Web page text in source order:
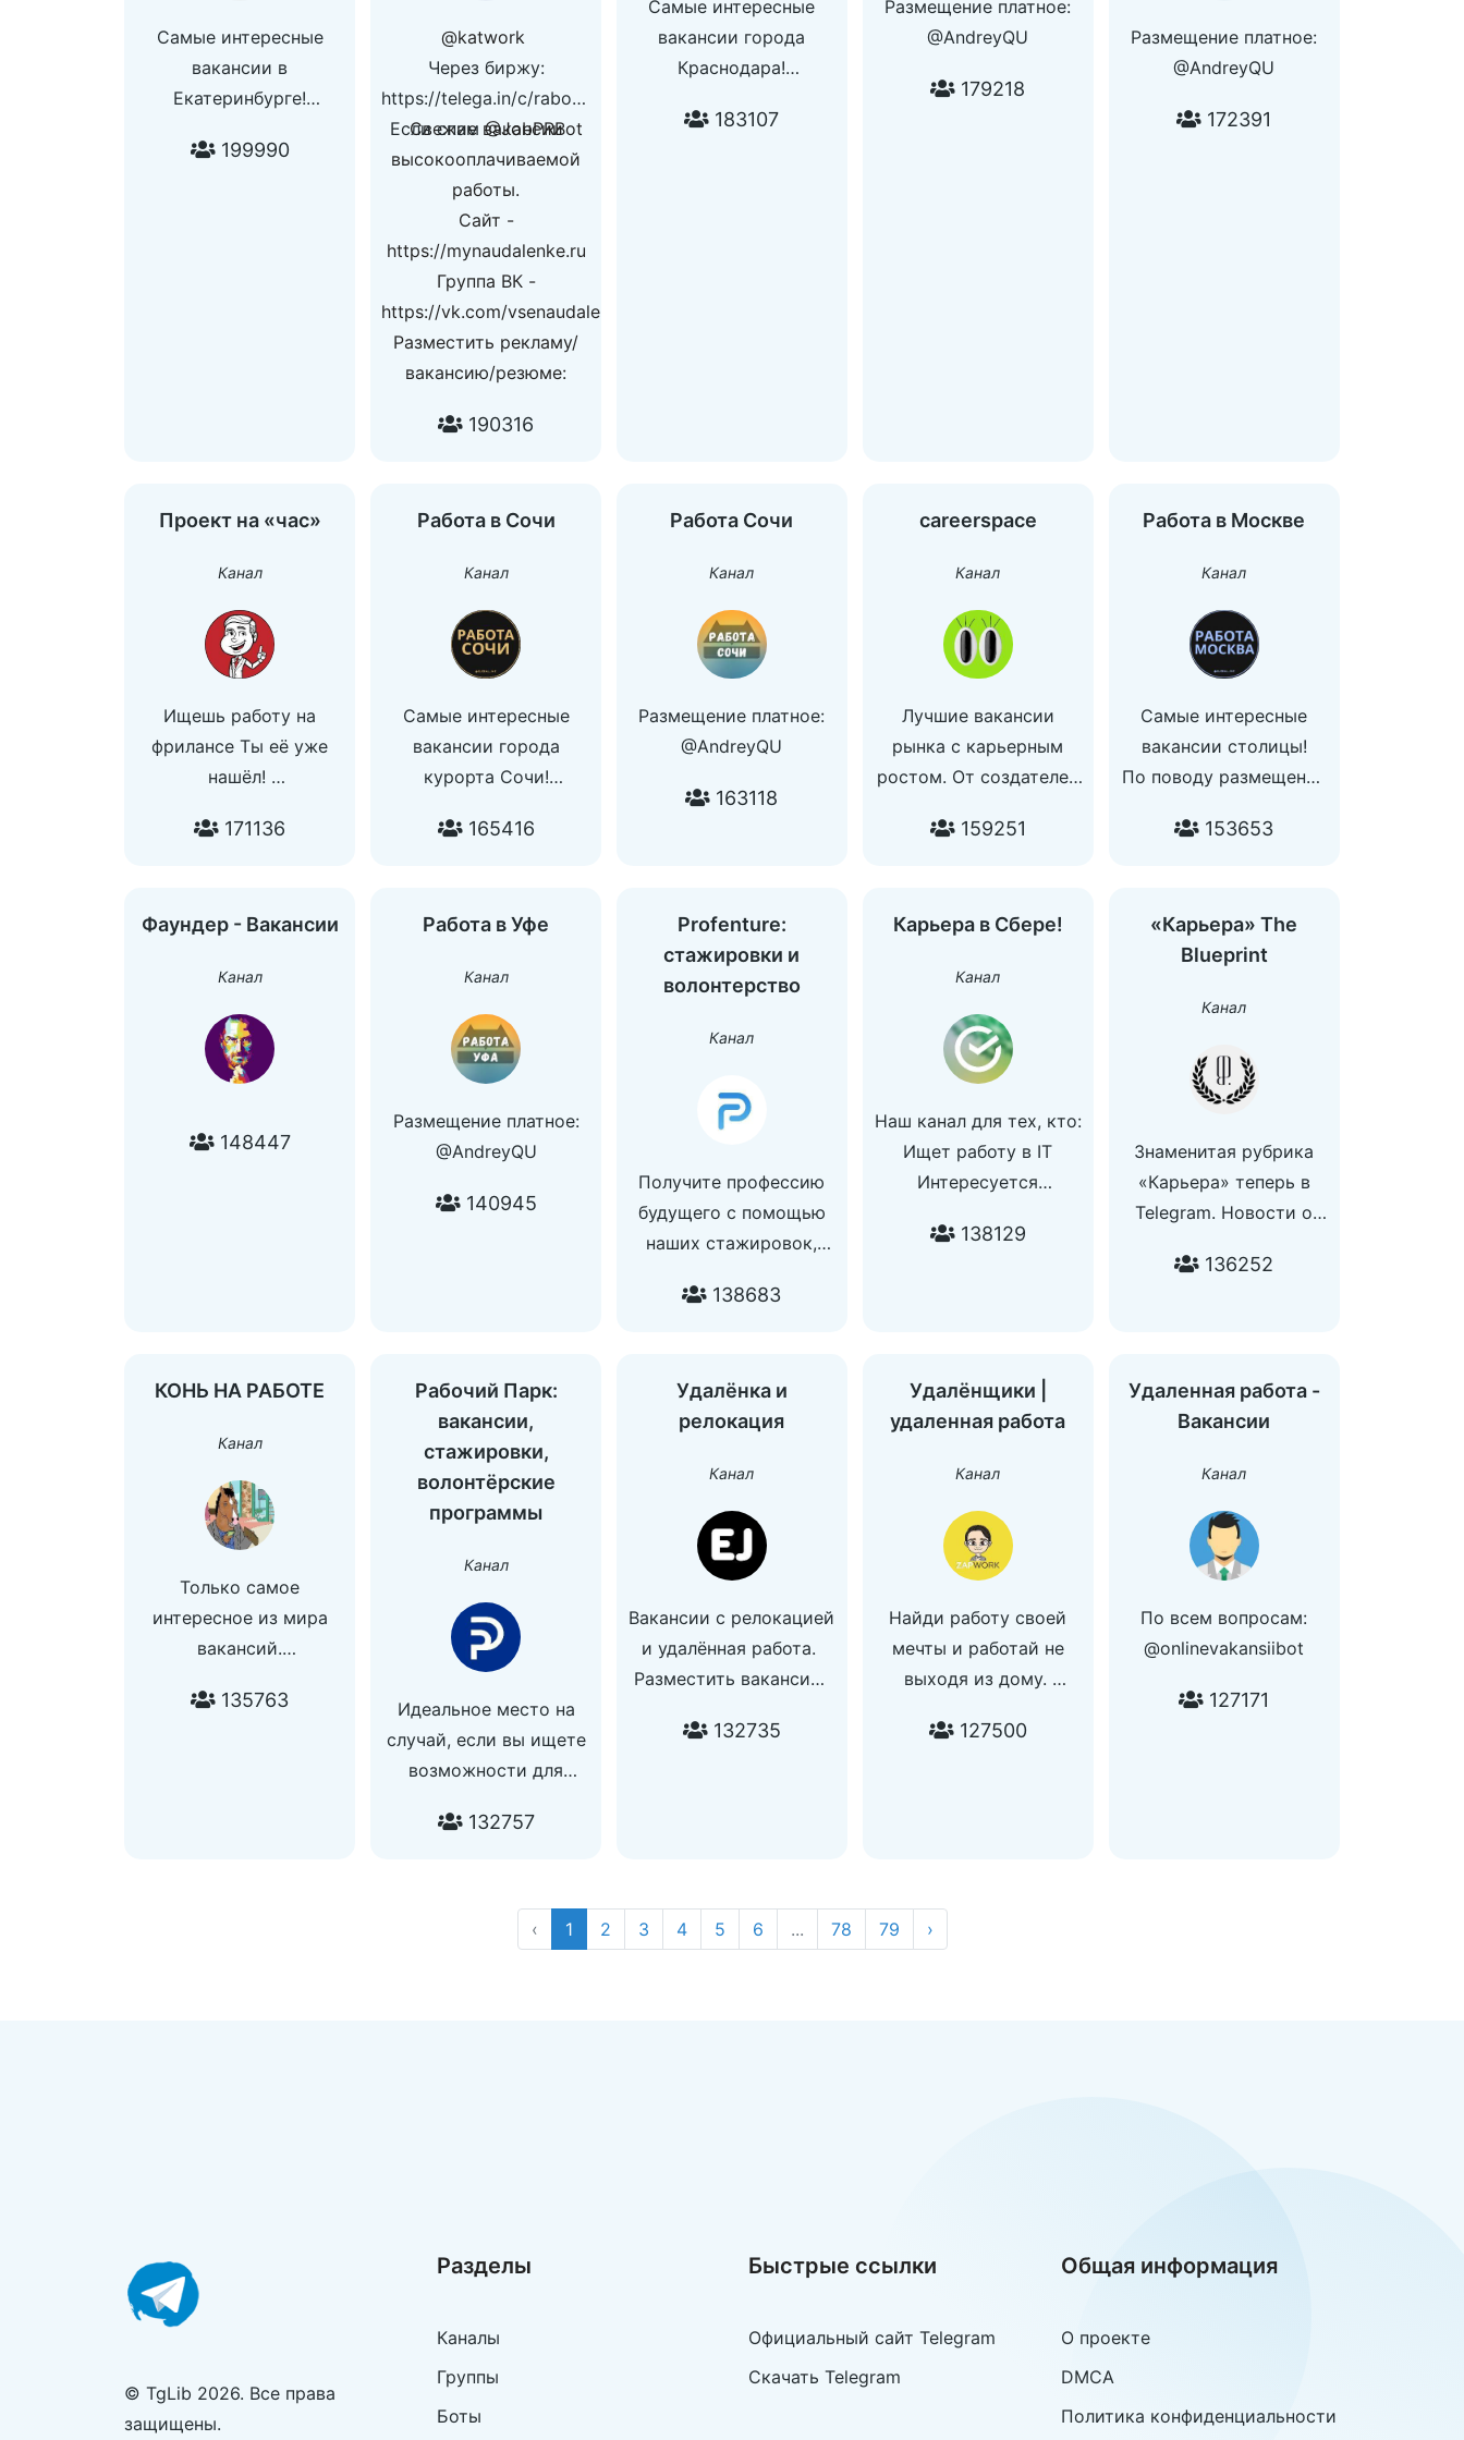
Самые интересные
вакансии в
Екатеринбурге!
@global_manager
199990
Свежие вакансии
высокооплачиваемой
работы.
Сайт -
https://mynaudalenke.ru
Группа ВК -
https://vk.com/vsenaudalenke
Разместить рекламу/
вакансию/резюме:
@katwork
Через биржу:
https://telega.in/c/rabotanadomu0
Если спам@JobPRBot
190316
Самые интересные
вакансии города
Краснодара!
и остальным вопросам:
183107
Размещение платное:
@AndreyQU
179218
Размещение платное:
@AndreyQU
172391
Проект на «час»
Канал
Ищешь работу на
фрилансе Ты её уже
нашёл!
удаленно с з/п от 500$,
У нас каждый находит
Реклама: @DV_manager
Размещение вакансии:
@Vacanciesss
Ссылка:
171136
Работа в Сочи
Канал
Самые интересные
вакансии города
курорта Сочи!
и остальным вопросам:
165416
Работа Сочи
Канал
Размещение платное:
@AndreyQU
163118
careerspace
Канал
Лучшие вакансии
рынка с карьерным
ростом. От создателей
Разместить вакансию
на почту
По всем остальным
вопросам —
@CareerspaceSupportBot
159251
Работа в Москве
Канал
Самые интересные
вакансии столицы!
По поводу размещения
@global_manager
153653
Фаундер - Вакансии
Канал
148447
Работа в Уфе
Канал
Размещение платное:
@AndreyQU
140945
Profenture:
стажировки и
волонтерство
Канал
Получите профессию
будущего с помощью
наших стажировок,
программ и
Ссылка на канал:
https://t.me/joinchat/RwcmdO7ZH0gf8MAc
стажировок, курсов и
рекламы
138683
Карьера в Сбере!
Канал
Наш канал для тех, кто:
Ищет работу в IT
Интересуется
технологиях
138129
«Карьера» The
Blueprint
Канал
Знаменитая рубрика
«Карьера» теперь в
Telegram. Новости о
в сфере моды, красоты,
изменения на
career@theblueprint.ru.
136252
КОНЬ НА РАБОТЕ
Канал
Только самое
интересное из мира
вакансий.
promopoisk.com
135763
Рабочий Парк:
вакансии,
стажировки,
волонтёрские
программы
Канал
Идеальное место на
случай, если вы ищете
возможности для
роста в России или за
@profnorm - наш канал
132757
Удалёнка и
релокация
Канал
Вакансии с релокацией
и удалённая работа.
Разместить вакансию:
По всем вопросам:
132735
Удалёнщики |
удаленная работа
Канал
Найди работу своей
мечты и работай не
выходя из дому.
@zapworkbot
127500
Удаленная работа -
Вакансии
Канал
По всем вопросам:
@onlinevakansiibot
127171
‹ 1 2 3 4 5 6 ... 78 79 ›
© TgLib 2026. Все права
защищены.
Разделы
Каналы
Группы
Боты
Быстрые ссылки
Официальный сайт Telegram
Скачать Telegram
Общая информация
О проекте
DMCA
Политика конфиденциальности